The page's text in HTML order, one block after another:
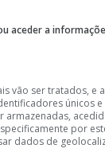
mínimas
aceder a
vão ser tratados, e
únicos
armazenadas,
por
dados de